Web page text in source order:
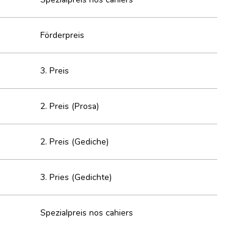
Förderpreis
3. Preis
2. Preis (Prosa)
2. Preis (Gediche)
3. Pries (Gedichte)
Spezialpreis nos cahiers